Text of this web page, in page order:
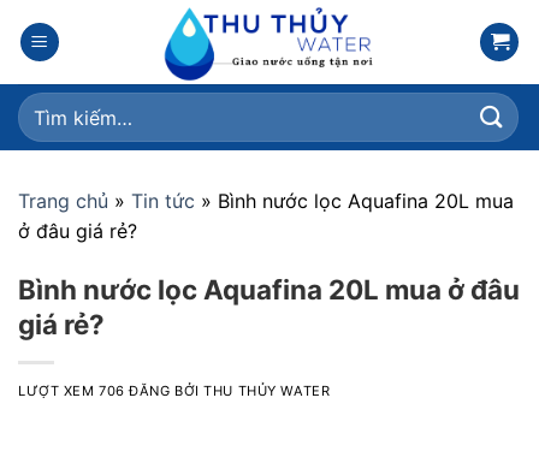
Tìm
kiếm:
Trang chủ » Tin tức » Bình nước lọc Aquafina 20L mua
ở đâu giá rẻ?
Bình nước lọc Aquafina 20L mua ở đâu
giá rẻ?
LƯỢT XEM 706 ĐĂNG BỞITHU THỦY WATER